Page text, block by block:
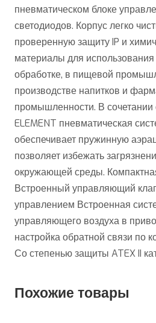
пневматическом блоке
светодиодов. Корпус легко
проверенную защиту IP и
материалы для использования
обработке, в пищевой
производстве напитков и
промышленности. В
ELEMENT пневматическая
обеспечивает пружинную
позволяет избежать
окружающей среды.
Встроенный управляющий
управлением Встроенная
управляющего воздуха в
настройка обратной связи по
Со степенью защиты ATEX II
Похожие товары